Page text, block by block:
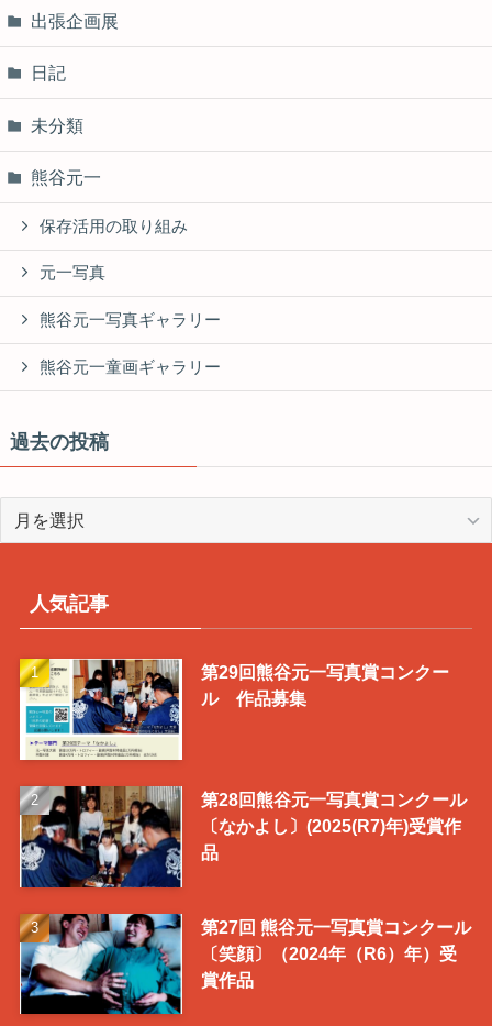
出張企画展
日記
未分類
熊谷元一
保存活用の取り組み
元一写真
熊谷元一写真ギャラリー
熊谷元一童画ギャラリー
過去の投稿
人気記事
第29回熊谷元一写真賞コンクー
ル 作品募集
第28回熊谷元一写真賞コンクール
〔なかよし〕(2025(R7)年)受賞作
品
第27回 熊谷元一写真賞コンクール
〔笑顔〕（2024年（R6）年）受
賞作品